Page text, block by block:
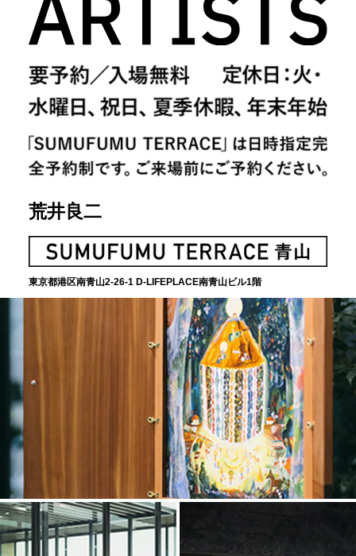
荒井良二
東京都港区南⻘⼭2-26-1 D-LIFEPLACE南⻘⼭ビル1階